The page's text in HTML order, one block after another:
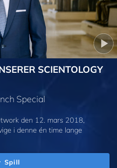
SCIENTOLOGY
Special
den 12. mars 2018,
i denne én time lange
Spill